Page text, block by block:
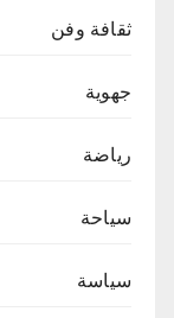
ثقافة وفن
جهوية
رياضة
سياحة
سياسة